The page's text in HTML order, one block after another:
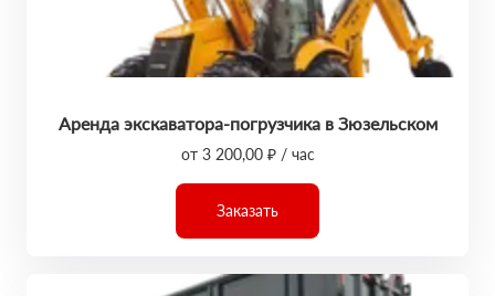
Аренда экскаватора-погрузчика в Зюзельском
от 3 200,00 ₽ / час
Заказать